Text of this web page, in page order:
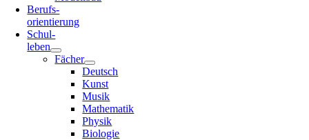
Berufs-
orientierung
Schul-
leben
Fächer
Deutsch
Kunst
Musik
Mathematik
Physik
Biologie